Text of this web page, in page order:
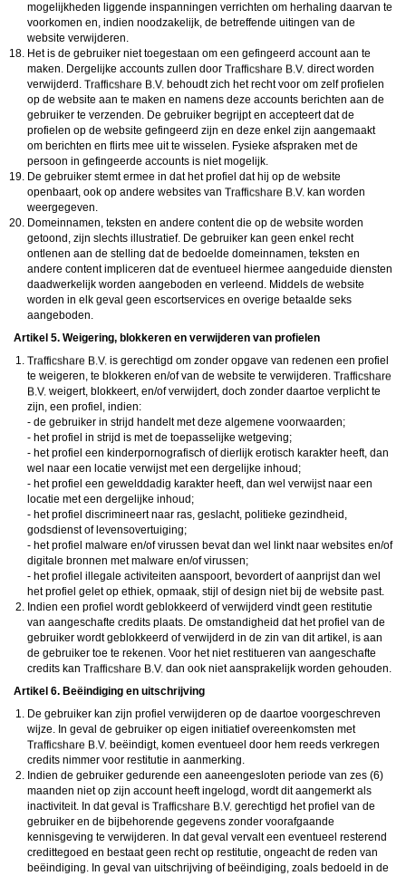
mogelijkheden liggende inspanningen verrichten om herhaling daarvan te
voorkomen en, indien noodzakelijk, de betreffende uitingen van de
website verwijderen.
Het is de gebruiker niet toegestaan om een gefingeerd account aan te
maken. Dergelijke accounts zullen door
direct worden
verwijderd.
behoudt zich het recht voor om zelf profielen
op de website aan te maken en namens deze accounts berichten aan de
gebruiker te verzenden. De gebruiker begrijpt en accepteert dat de
profielen op de website gefingeerd zijn en deze enkel zijn aangemaakt
om berichten en flirts mee uit te wisselen. Fysieke afspraken met de
persoon in gefingeerde accounts is niet mogelijk.
De gebruiker stemt ermee in dat het profiel dat hij op de website
openbaart, ook op andere websites van
kan worden
weergegeven.
Domeinnamen, teksten en andere content die op de website worden
getoond, zijn slechts illustratief. De gebruiker kan geen enkel recht
ontlenen aan de stelling dat de bedoelde domeinnamen, teksten en
andere content impliceren dat de eventueel hiermee aangeduide diensten
daadwerkelijk worden aangeboden en verleend. Middels de website
worden in elk geval geen escortservices en overige betaalde seks
aangeboden.
Artikel 5. Weigering, blokkeren en verwijderen van profielen
is gerechtigd om zonder opgave van redenen een profiel
te weigeren, te blokkeren en/of van de website te verwijderen.
weigert, blokkeert, en/of verwijdert, doch zonder daartoe verplicht te
zijn, een profiel, indien:
- de gebruiker in strijd handelt met deze algemene voorwaarden;
- het profiel in strijd is met de toepasselijke wetgeving;
- het profiel een kinderpornografisch of dierlijk erotisch karakter heeft, dan
wel naar een locatie verwijst met een dergelijke inhoud;
- het profiel een gewelddadig karakter heeft, dan wel verwijst naar een
locatie met een dergelijke inhoud;
- het profiel discrimineert naar ras, geslacht, politieke gezindheid,
godsdienst of levensovertuiging;
- het profiel malware en/of virussen bevat dan wel linkt naar websites en/of
digitale bronnen met malware en/of virussen;
- het profiel illegale activiteiten aanspoort, bevordert of aanprijst dan wel
het profiel gelet op ethiek, opmaak, stijl of design niet bij de website past.
Indien een profiel wordt geblokkeerd of verwijderd vindt geen restitutie
van aangeschafte credits plaats. De omstandigheid dat het profiel van de
gebruiker wordt geblokkeerd of verwijderd in de zin van dit artikel, is aan
de gebruiker toe te rekenen. Voor het niet restitueren van aangeschafte
credits kan
dan ook niet aansprakelijk worden gehouden.
Artikel 6. Beëindiging en uitschrijving
De gebruiker kan zijn profiel verwijderen op de daartoe voorgeschreven
wijze. In geval de gebruiker op eigen initiatief overeenkomsten met
beëindigt, komen eventueel door hem reeds verkregen
credits nimmer voor restitutie in aanmerking.
Indien de gebruiker gedurende een aaneengesloten periode van zes (6)
maanden niet op zijn account heeft ingelogd, wordt dit aangemerkt als
inactiviteit. In dat geval is
gerechtigd het profiel van de
gebruiker en de bijbehorende gegevens zonder voorafgaande
kennisgeving te verwijderen. In dat geval vervalt een eventueel resterend
credittegoed en bestaat geen recht op restitutie, ongeacht de reden van
beëindiging. In geval van uitschrijving of beëindiging, zoals bedoeld in de